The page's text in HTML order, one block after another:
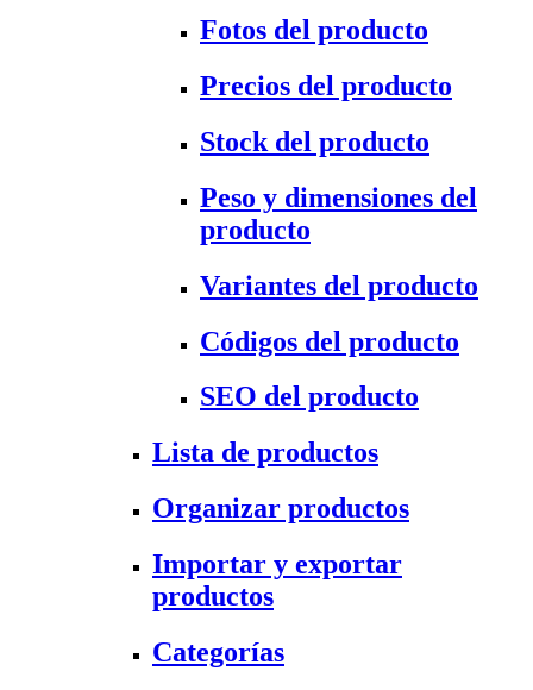
Fotos del producto
Precios del producto
Stock del producto
Peso y dimensiones del
producto
Variantes del producto
Códigos del producto
SEO del producto
Lista de productos
Organizar productos
Importar y exportar
productos
Categorías